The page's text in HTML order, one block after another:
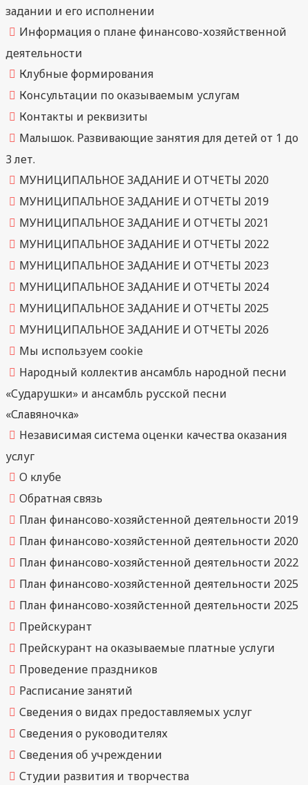
задании и его исполнении
Информация о плане финансово-хозяйственной
деятельности
Клубные формирования
Консультации по оказываемым услугам
Контакты и реквизиты
Малышок. Развивающие занятия для детей от 1 до
3 лет.
МУНИЦИПАЛЬНОЕ ЗАДАНИЕ И ОТЧЕТЫ 2020
МУНИЦИПАЛЬНОЕ ЗАДАНИЕ И ОТЧЕТЫ 2019
МУНИЦИПАЛЬНОЕ ЗАДАНИЕ И ОТЧЕТЫ 2021
МУНИЦИПАЛЬНОЕ ЗАДАНИЕ И ОТЧЕТЫ 2022
МУНИЦИПАЛЬНОЕ ЗАДАНИЕ И ОТЧЕТЫ 2023
МУНИЦИПАЛЬНОЕ ЗАДАНИЕ И ОТЧЕТЫ 2024
МУНИЦИПАЛЬНОЕ ЗАДАНИЕ И ОТЧЕТЫ 2025
МУНИЦИПАЛЬНОЕ ЗАДАНИЕ И ОТЧЕТЫ 2026
Мы используем cookie
Народный коллектив ансамбль народной песни
«Сударушки» и ансамбль русской песни
«Славяночка»
Независимая система оценки качества оказания
услуг
О клубе
Обратная связь
План финансово-хозяйстенной деятельности 2019
План финансово-хозяйстенной деятельности 2020
План финансово-хозяйстенной деятельности 2022
План финансово-хозяйстенной деятельности 2025
План финансово-хозяйстенной деятельности 2025
Прейскурант
Прейскурант на оказываемые платные услуги
Проведение праздников
Расписание занятий
Сведения о видах предоставляемых услуг
Сведения о руководителях
Сведения об учреждении
Студии развития и творчества